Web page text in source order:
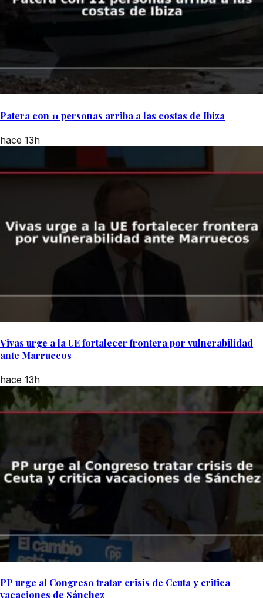
Patera con 11 personas arriba a las costas de Ibiza
hace 13h
Vivas urge a la UE fortalecer frontera por vulnerabilidad
ante Marruecos
hace 13h
PP urge al Congreso tratar crisis de Ceuta y critica
vacaciones de Sánchez